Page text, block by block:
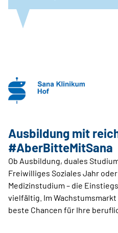
Ausbildung mit
#AberBitteMitSana
Ob Ausbildung, duales
Freiwilliges Soziales Jahr
Medizinstudium – die
vielfältig. Im
beste Chancen für Ihre